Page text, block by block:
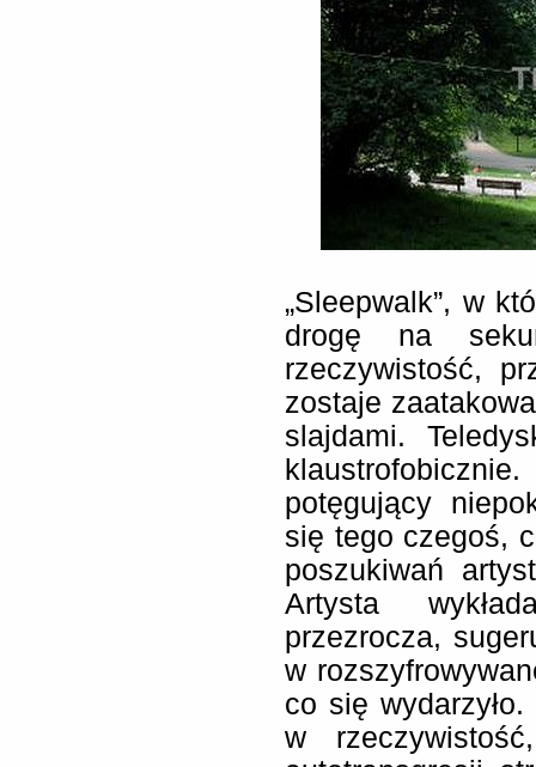
„Sleepwalk”, w
drogę na
rzeczywistość,
zostaje
slajdami.
potęgujący
się tego czegoś,
poszukiwań
Artysta
przezrocza,
w
co się
w